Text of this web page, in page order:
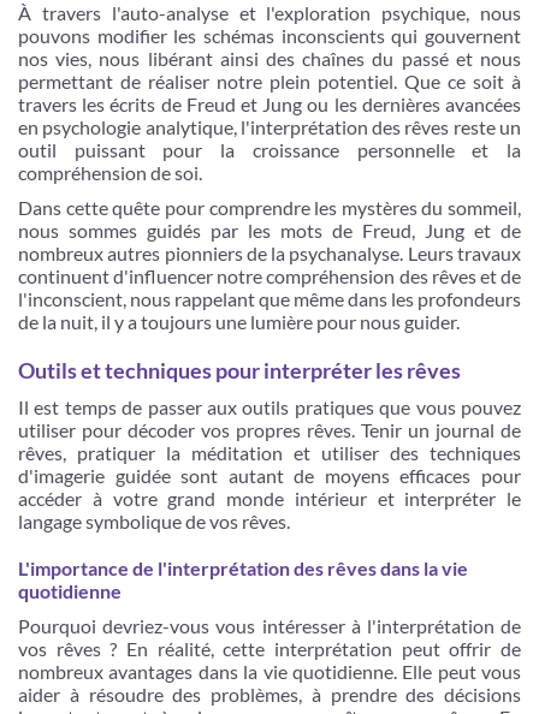
À travers l'auto-analyse et l'exploration psychique, nous
pouvons modifier les schémas inconscients qui gouvernent
nos vies, nous libérant ainsi des chaînes du passé et nous
permettant de réaliser notre plein potentiel. Que ce soit à
travers les écrits de Freud et Jung ou les dernières avancées
en psychologie analytique, l'interprétation des rêves reste un
outil puissant pour la croissance personnelle et la
compréhension de soi.
Dans cette quête pour comprendre les mystères du sommeil,
nous sommes guidés par les mots de Freud, Jung et de
nombreux autres pionniers de la psychanalyse. Leurs travaux
continuent d'influencer notre compréhension des rêves et de
l'inconscient, nous rappelant que même dans les profondeurs
de la nuit, il y a toujours une lumière pour nous guider.
Outils et techniques pour interpréter les rêves
Il est temps de passer aux outils pratiques que vous pouvez
utiliser pour décoder vos propres rêves. Tenir un journal de
rêves, pratiquer la méditation et utiliser des techniques
d'imagerie guidée sont autant de moyens efficaces pour
accéder à votre grand monde intérieur et interpréter le
langage symbolique de vos rêves.
L'importance de l'interprétation des rêves dans la vie
quotidienne
Pourquoi devriez-vous vous intéresser à l'interprétation de
vos rêves ? En réalité, cette interprétation peut offrir de
nombreux avantages dans la vie quotidienne. Elle peut vous
aider à résoudre des problèmes, à prendre des décisions